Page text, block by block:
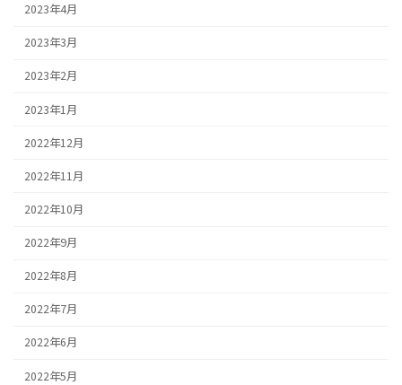
2023年4月
2023年3月
2023年2月
2023年1月
2022年12月
2022年11月
2022年10月
2022年9月
2022年8月
2022年7月
2022年6月
2022年5月